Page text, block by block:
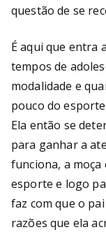
questão de se
É aqui que entra
tempos de
modalidade e
pouco do
Ela então se
para ganhar a
funciona, a moça
esporte e logo
faz com que o
razões que ela